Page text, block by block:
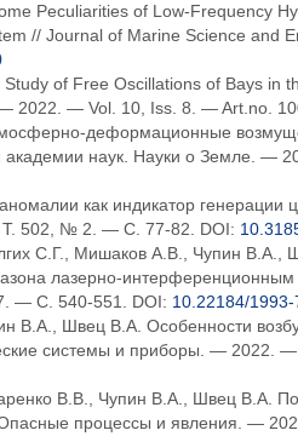
Peculiarities of Low-Frequency
// Journal of Marine Science
of Free Oscillations of Bays in
2022. — Vol. 10, Iss. 8. — Art.no.
деформационные
академии наук. Науки о Земле.
как индикатор генерации
502, № 2. — С. 77-82. DOI:
С.Г., Мишаков А.В., Чупин В.А.,
лазерно-­
— С. 540-551. DOI: 10.22184/
В.А., Швец В.А. Особенности
системы и приборы. —
В.В., Чупин В.А., Швец В.А.
процессы и явления. —